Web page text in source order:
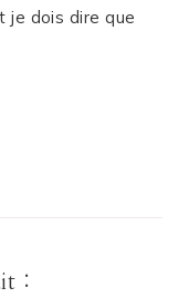
je dois dire que
: